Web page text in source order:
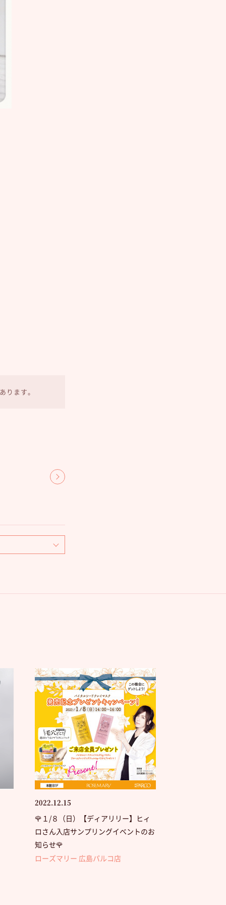
ります。
2022.12.15
🌹１/８（日）【ディアリリー】ヒィ
ロさん入店サンプリングイベントのお
知らせ🌹
ローズマリー 広島パルコ店